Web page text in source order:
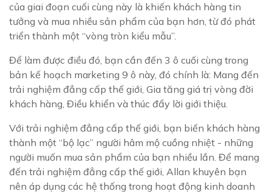
của giai đoạn cuối cùng này là khiến khách hàng tin
tưởng và mua nhiều sản phẩm của bạn hơn, từ đó phát
triển thành một “vòng tròn kiểu mẫu”.
Để làm được điều đó, bạn cần đến 3 ô cuối cùng trong
bản kế hoạch marketing 9 ô này, đó chính là: Mang đến
trải nghiệm đẳng cấp thế giới, Gia tăng giá trị vòng đời
khách hàng, Điều khiển và thúc đẩy lời giới thiệu.
Với trải nghiệm đẳng cấp thế giới, bạn biến khách hàng
thành một “bộ lạc” người hâm mộ cuồng nhiệt - những
người muốn mua sản phẩm của bạn nhiều lần. Để mang
đến trải nghiệm đẳng cấp thế giới, Allan khuyên bạn
nên áp dụng các hệ thống trong hoạt động kinh doanh